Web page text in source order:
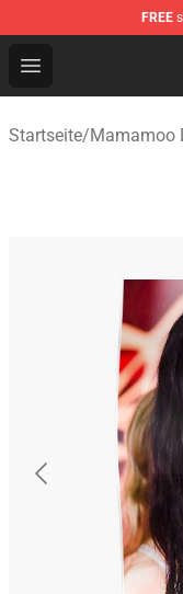
FREE
Open menu
Mamamoo
Startseite/Mamamoo